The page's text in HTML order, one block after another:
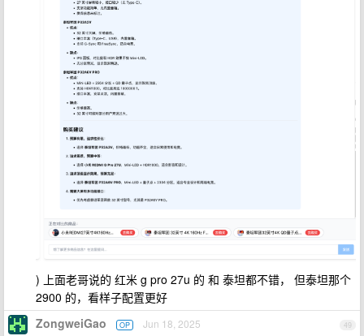
) 上面老哥说的 红米 g pro 27u 的 和 泰坦都不错， 但泰坦那个
2900 的，看样子配置更好
49
ZongweiGao OP Jun 18, 2025